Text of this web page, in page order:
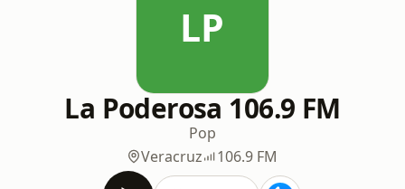
LP
La Poderosa 106.9 FM
Pop
Veracruz
106.9 FM